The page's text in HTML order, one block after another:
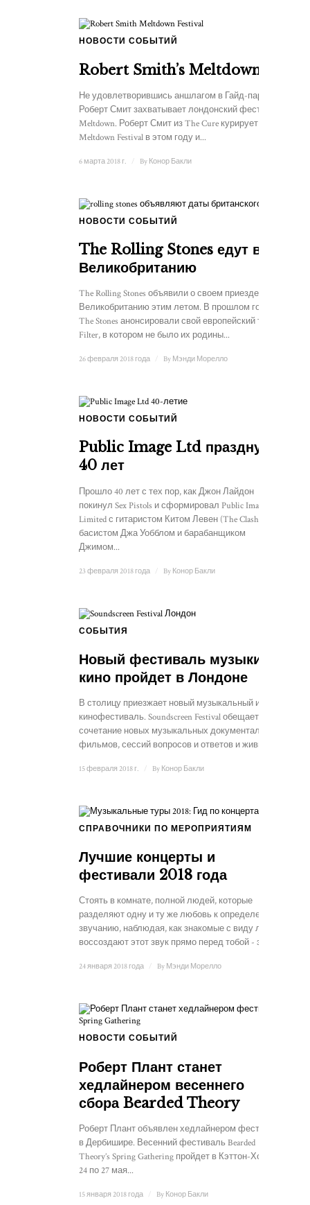
НОВОСТИ СОБЫТИЙ
Robert Smith’s Meltdown
Не удовлетворившись аншлагом в Гайд-парке,
Роберт Смит захватывает лондонский фестиваль
Meltdown. Роберт Смит из The Cure курирует
Meltdown Festival в этом году и...
6 марта 2018 г. By Конор Бакли
НОВОСТИ СОБЫТИЙ
The Rolling Stones едут в
Великобританию
The Rolling Stones объявили о своем приезде в
Великобританию этим летом. В прошлом году
The Stones анонсировали свой европейский тур No
Filter, в котором не было их родины...
26 февраля 2018 года By Мэнди Морелло
НОВОСТИ СОБЫТИЙ
Public Image Ltd празднуют
40 лет
Прошло 40 лет с тех пор, как Джон Лайдон
покинул Sex Pistols и сформировал Public Image
Limited с гитаристом Китом Левен (The Clash),
басистом Джа Уобблом и барабанщиком
Джимом...
23 февраля 2018 года By Конор Бакли
СОБЫТИЯ
Новый фестиваль музыки и
кино пройдет в Лондоне
В столицу приезжает новый музыкальный и
кинофестиваль. Soundscreen Festival обещает
сочетание новых музыкальных документальных
фильмов, сессий вопросов и ответов и живых...
15 февраля 2018 г. By Конор Бакли
СПРАВОЧНИКИ ПО МЕРОПРИЯТИЯМ
Лучшие концерты и
фестивали 2018 года
Стоять в комнате, полной людей, которые
разделяют одну и ту же любовь к определенному
звучанию, наблюдая, как знакомые с виду люди
воссоздают этот звук прямо перед тобой - это...
24 января 2018 года By Мэнди Морелло
НОВОСТИ СОБЫТИЙ
Роберт Плант станет
хедлайнером весеннего
сбора Bearded Theory
Роберт Плант объявлен хедлайнером фестиваля
в Дербишире. Весенний фестиваль Bearded
Theory’s Spring Gathering пройдет в Кэттон-Холле с
24 по 27 мая...
15 января 2018 года By Конор Бакли